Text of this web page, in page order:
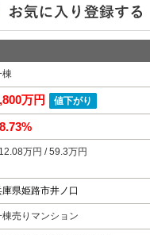
棟
万円 値下がり
万円 / 59.3万円
庫県姫路市井ノ口
棟売りマンション